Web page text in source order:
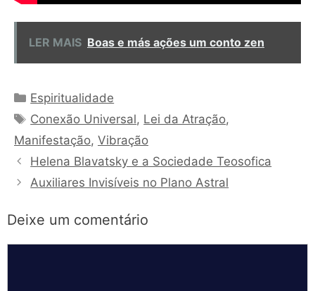
LER MAIS Boas e más ações um conto zen
Categorias
Espiritualidade
Tags
Conexão Universal, Lei da Atração,
Manifestação, Vibração
Helena Blavatsky e a Sociedade Teosofica
Auxiliares Invisíveis no Plano Astral
Deixe um comentário